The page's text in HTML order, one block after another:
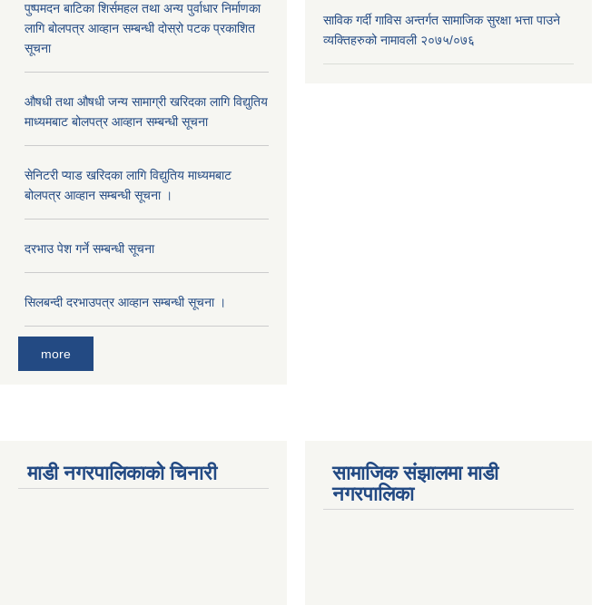
पुष्पमदन बाटिका शिर्समहल तथा अन्य पुर्वाधार निर्माणका
लागि बोलपत्र आव्हान सम्बन्धी दोस्रो पटक प्रकाशित
सूचना
औषधी तथा औषधी जन्य सामाग्री खरिदका लागि विद्युतिय
माध्यमबाट बोलपत्र आव्हान सम्बन्धी सूचना
सेनिटरी प्याड खरिदका लागि विद्युतिय माध्यमबाट
बोलपत्र आव्हान सम्बन्धी सूचना ।
दरभाउ पेश गर्ने सम्बन्धी सूचना
सिलबन्दी दरभाउपत्र आव्हान सम्बन्धी सूचना ।
more
साविक गर्दी गाविस अन्तर्गत सामाजिक सुरक्षा भत्ता पाउने
व्यक्तिहरुको नामावली २०७५/०७६
माडी नगरपालिकाको चिनारी
सामाजिक संझालमा माडी
नगरपालिका